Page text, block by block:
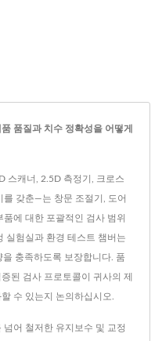
품질과 치수 정확성을 어떻게
스캐너, 2.5D 측정기, 크로스
를 갖춘—는 창문 조절기, 도어
에 대한 포괄적인 검사 범위
실험실과 환경 테스트 챔버는
충족하도록 보장합니다. 품
된 검사 프로토콜이 귀사의 제
수 있는지 논의하십시오.
어 철저한 유지보수 및 교정